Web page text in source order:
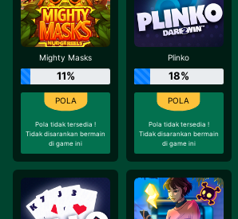
Mighty Masks
11%
Pola tidak tersedia !
Tidak disarankan bermain
di game ini
Plinko
18%
Pola tidak tersedia !
Tidak disarankan bermain
di game ini